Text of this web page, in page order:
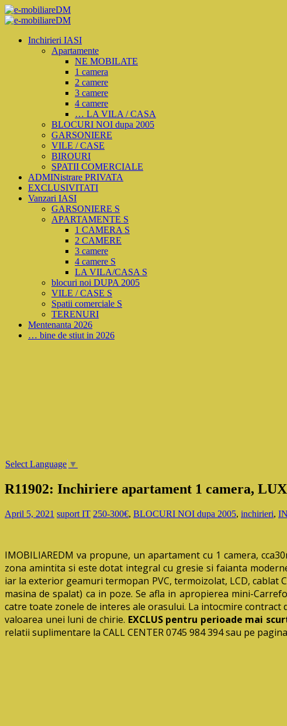
Inchirieri IASI
Apartamente
NE MOBILATE
1 camera
2 camere
3 camere
4 camere
… LA VILA / CASA
BLOCURI NOI dupa 2005
GARSONIERE
VILE / CASE
BIROURI
SPATII COMERCIALE
ADMINistrare PRIVATA
EXCLUSIVITATI
Vanzari IASI
GARSONIERE S
APARTAMENTE S
1 CAMERA S
2 CAMERE
3 camere
4 camere S
LA VILA/CASA S
blocuri noi DUPA 2005
VILE / CASE S
Spatii comerciale S
TERENURI
Mentenanta 2026
… bine de stiut in 2026
Select Language ▼
R11902: Inchiriere apartament 1 camera,
April 5, 2021 suport IT 250-300€, BLOCURI NOI dupa 2005, inchirieri,
IMOBILIAREDM va propune, un apartament cu 1 camera,
zona amintita si este dotat integral cu gresie si faianta
iar la exterior geamuri termopan PVC, termoizolat, LCD,
masina de spalat) ca in poze. Se afla in apropierea mini-
catre toate zonele de interes ale orasului. La intocmire
valoarea unei luni de chirie. EXCLUS pentru perioade mai
relatii suplimentare la CALL CENTER 0745 984 394 sau pe